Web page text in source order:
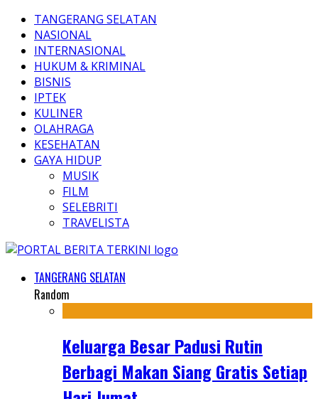
TANGERANG SELATAN
NASIONAL
INTERNASIONAL
HUKUM & KRIMINAL
BISNIS
IPTEK
KULINER
OLAHRAGA
KESEHATAN
GAYA HIDUP
MUSIK
FILM
SELEBRITI
TRAVELISTA
TANGERANG SELATAN
Random
Keluarga Besar Padusi Rutin
Berbagi Makan Siang Gratis Setiap